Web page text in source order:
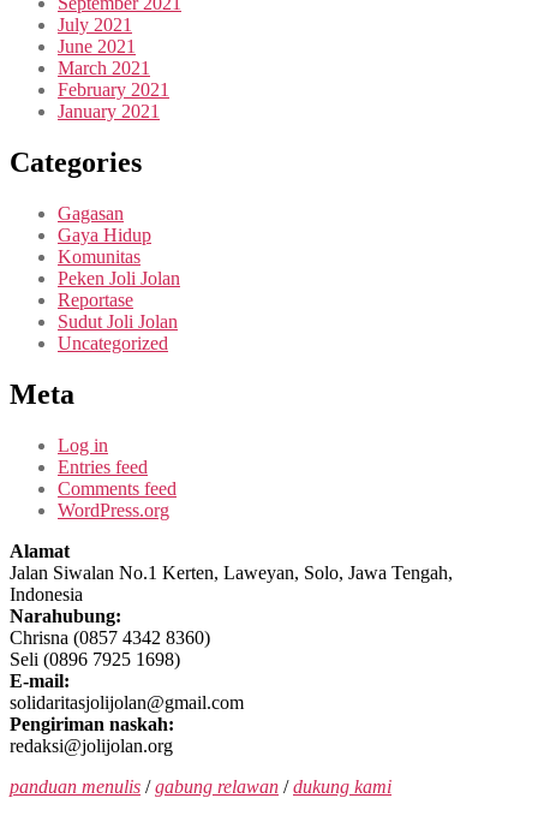
July 2021
June 2021
March 2021
February 2021
January 2021
Categories
Gagasan
Gaya Hidup
Komunitas
Peken Joli Jolan
Reportase
Sudut Joli Jolan
Uncategorized
Meta
Log in
Entries feed
Comments feed
WordPress.org
Alamat
Jalan Siwalan No.1 Kerten, Laweyan, Solo, Jawa Tengah,
Indonesia
Narahubung:
Chrisna (0857 4342 8360)
Seli (0896 7925 1698)
E-mail:
solidaritasjolijolan@gmail.com
Pengiriman naskah:
redaksi@jolijolan.org
panduan menulis /gabung relawan /dukung kami